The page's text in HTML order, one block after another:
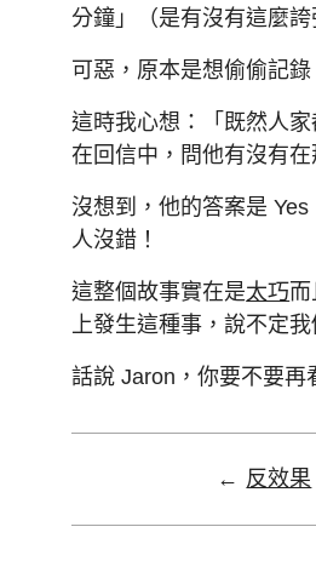
分鐘」（是有沒有這麼誇
可惡，原本是想偷偷記
這時我心想：「既然人
在回信中，問他有沒有
沒想到，他的答案是
人沒錯！
這整個故事實在是太巧
上發生這種事，說不定
話說 Jaron，你要不要再
← 反效果